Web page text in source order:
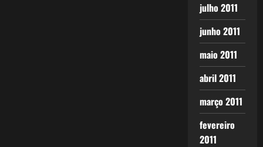
julho 2011
junho 2011
maio 2011
abril 2011
março 2011
fevereiro
2011